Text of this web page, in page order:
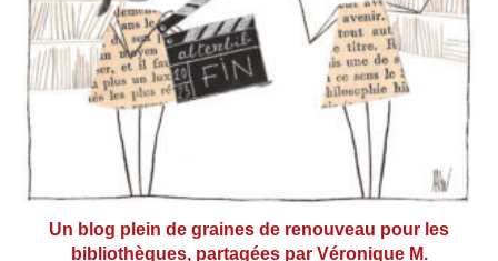
Un blog plein de graines de renouveau pour les
bibliothèques, partagées par Véronique M.